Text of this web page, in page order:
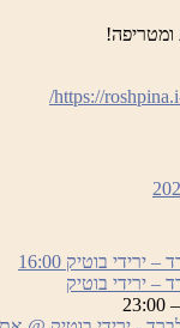
ומטריפה!
https://
– ירידי בוטיק 16:00
– ירידי בוטיק